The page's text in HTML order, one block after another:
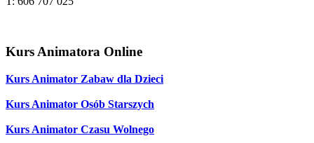
Kurs Animatora Online
Kurs Animator Zabaw dla Dzieci
Kurs Animator Osób Starszych
Kurs Animator Czasu Wolnego